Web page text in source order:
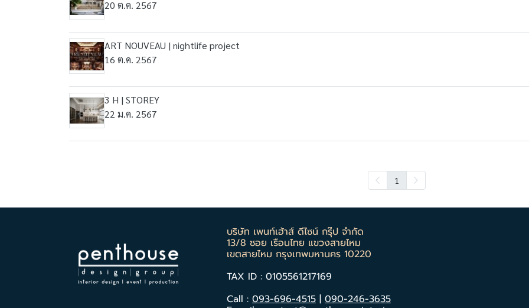
20 ต.ค. 2567
ART NOUVEAU | nightlife project
16 ต.ค. 2567
3 H | STOREY
22 ม.ค. 2567
1
บริษัท เพนท์เฮ้าส์ ดีไซน์ กรุ๊ป จำกัด
13/8 ซอย เรือนไทย แขวงสายไหม
เขตสายไหม กรุงเทพมหานคร 10220
TAX ID : 0105561217169
Call : 093-696-4515 | 090-246-3635